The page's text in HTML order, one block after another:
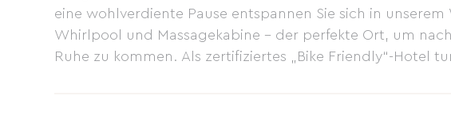
eine wohlverdiente Pause entspannen Sie sich in unserem
Whirlpool und Massagekabine – der perfekte Ort, um
Ruhe zu kommen. Als zertifiziertes „Bike Friendly“-Hotel